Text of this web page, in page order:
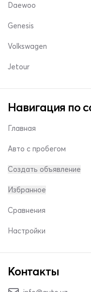
Daewoo
Genesis
Volkswagen
Jetour
Навигация по
Главная
Авто с пробегом
Создать объявление
Избранное
Сравнения
Настройки
Контакты